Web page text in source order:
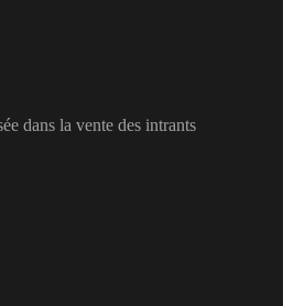
dans la vente des intrants